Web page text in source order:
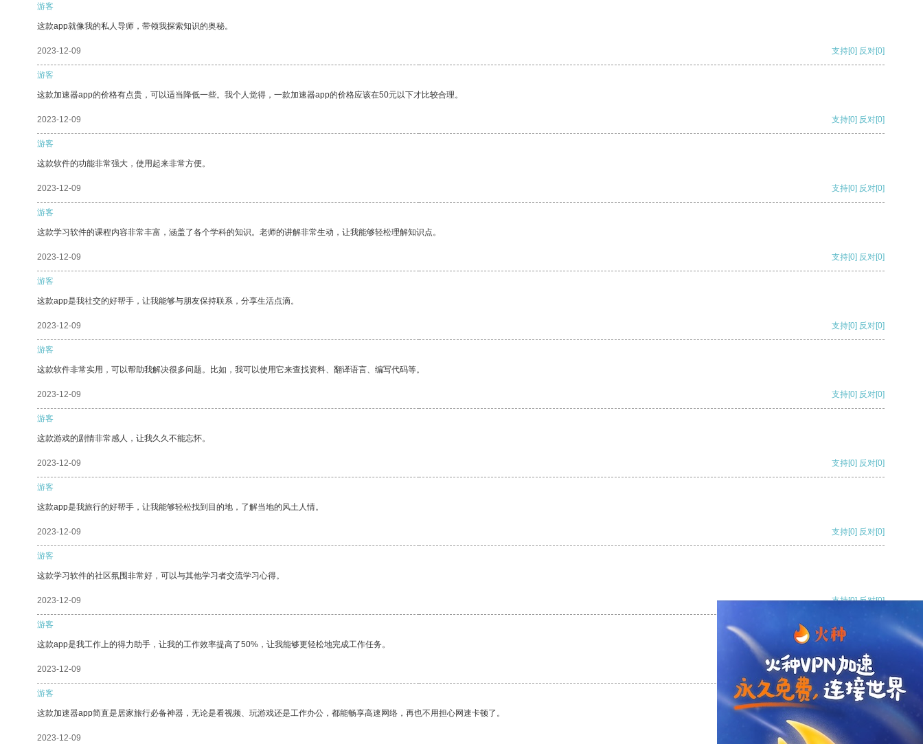
游客
这款app就像我的私人导师，带领我探索知识的奥秘。
2023-12-09 支持[0] 反对[0]
游客
这款加速器app的价格有点贵，可以适当降低一些。我个人觉得，一款加速器app的价格应该在50元以下才比较合理。
2023-12-09 支持[0] 反对[0]
游客
这款软件的功能非常强大，使用起来非常方便。
2023-12-09 支持[0] 反对[0]
游客
这款学习软件的课程内容非常丰富，涵盖了各个学科的知识。老师的讲解非常生动，让我能够轻松理解知识点。
2023-12-09 支持[0] 反对[0]
游客
这款app是我社交的好帮手，让我能够与朋友保持联系，分享生活点滴。
2023-12-09 支持[0] 反对[0]
游客
这款软件非常实用，可以帮助我解决很多问题。比如，我可以使用它来查找资料、翻译语言、编写代码等。
2023-12-09 支持[0] 反对[0]
游客
这款游戏的剧情非常感人，让我久久不能忘怀。
2023-12-09 支持[0] 反对[0]
游客
这款app是我旅行的好帮手，让我能够轻松找到目的地，了解当地的风土人情。
2023-12-09 支持[0] 反对[0]
游客
这款学习软件的社区氛围非常好，可以与其他学习者交流学习心得。
2023-12-09 支持[0] 反对[0]
游客
这款app是我工作上的得力助手，让我的工作效率提高了50%，让我能够更轻松地完成工作任务。
2023-12-09 支持[0] 反对
游客
这款加速器app简直是居家旅行必备神器，无论是看视频、玩游戏还是工作办公，都能畅享高速网络，再也不用担心网速卡顿了。
2023-12-09 支持